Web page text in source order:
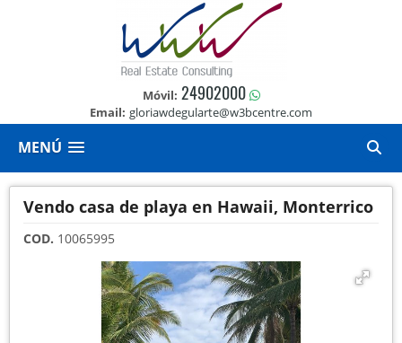
Móvil: 24902000
Email: gloriawdegularte@w3bcentre.com
MENÚ
Vendo casa de playa en Hawaii, Monterrico
COD. 10065995